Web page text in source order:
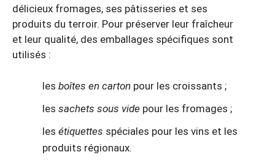
délicieux fromages, ses pâtisseries et ses
produits du terroir. Pour préserver leur fraîcheur
et leur qualité, des emballages spécifiques sont
utilisés :
les boîtes en carton pour les croissants ;
les sachets sous vide pour les fromages ;
les étiquettes spéciales pour les vins et les
produits régionaux.